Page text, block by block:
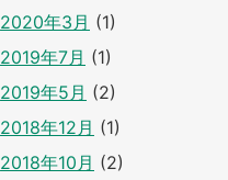
2020年3月 (1)
2019年7月 (1)
2019年5月 (2)
2018年12月 (1)
2018年10月 (2)